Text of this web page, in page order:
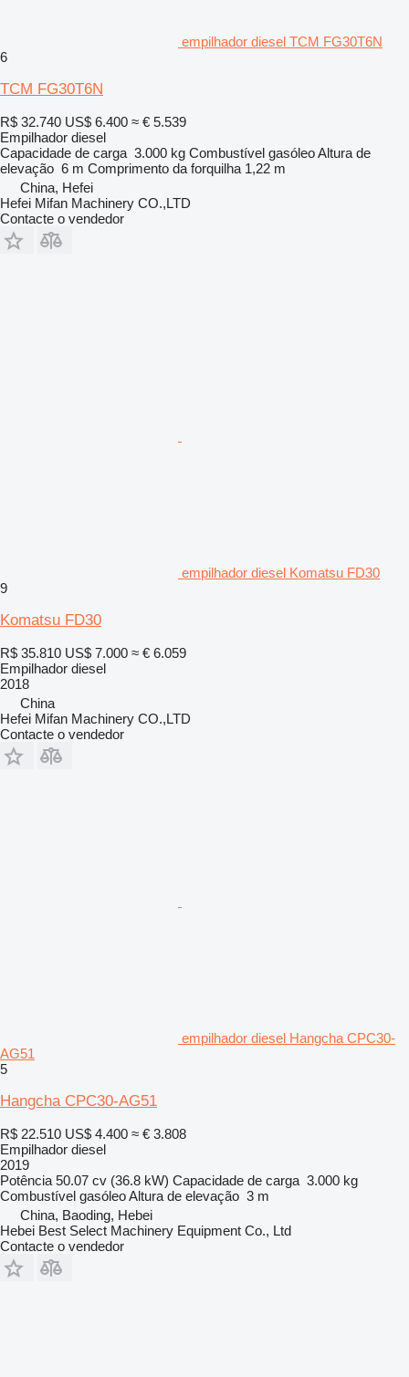
empilhador diesel TCM FG30T6N
6
TCM FG30T6N
R$ 32.740 US$ 6.400 ≈ € 5.539
Empilhador diesel
Capacidade de carga 3.000 kg Combustível gasóleoAltura de
elevação 6 m Comprimento da forquilha 1,22 m
China, Hefei
Hefei Mifan Machinery CO.,LTD
Contacte o vendedor
empilhador diesel Komatsu FD30
9
Komatsu FD30
R$ 35.810 US$ 7.000 ≈ € 6.059
Empilhador diesel
2018
China
Hefei Mifan Machinery CO.,LTD
Contacte o vendedor
empilhador diesel Hangcha CPC30-
AG51
5
Hangcha CPC30-AG51
R$ 22.510 US$ 4.400 ≈ € 3.808
Empilhador diesel
2019
Potência 50.07 cv (36.8 kW) Capacidade de carga 3.000 kg
Combustível gasóleoAltura de elevação 3 m
China, Baoding, Hebei
Hebei Best Select Machinery Equipment Co., Ltd
Contacte o vendedor